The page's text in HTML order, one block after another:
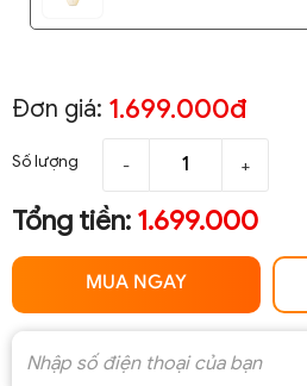
Đơn giá: 1.699.000đ
Số lượng - +
Tổng tiền: 1.699.000
MUA NGAY